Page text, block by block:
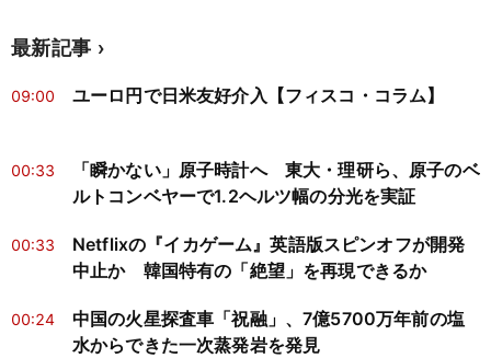
最新記事
09:00 ユーロ円で日米友好介入【フィスコ・コラム】
00:33
「瞬かない」原子時計へ 東大・理研ら、原子のベ
ルトコンベヤーで1.2ヘルツ幅の分光を実証
00:33
Netflixの『イカゲーム』英語版スピンオフが開発
中止か 韓国特有の「絶望」を再現できるか
00:24
中国の火星探査車「祝融」、7億5700万年前の塩
水からできた一次蒸発岩を発見